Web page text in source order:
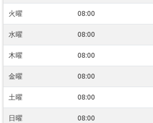
火曜 08:00
水曜 08:00
木曜 08:00
金曜 08:00
土曜 08:00
日曜 08:00